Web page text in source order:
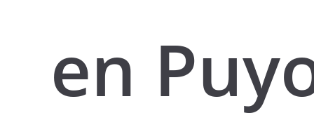
en